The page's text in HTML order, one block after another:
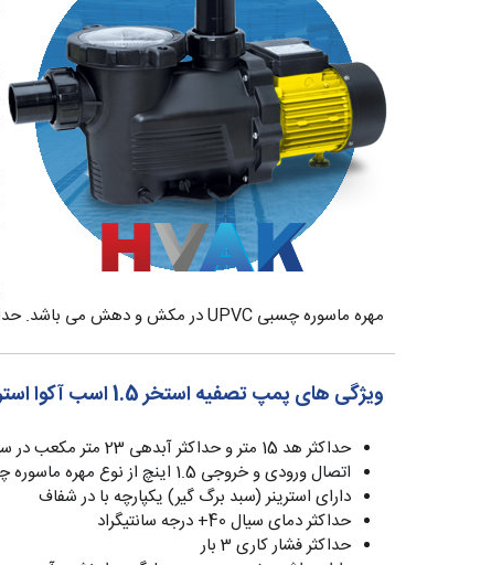
مهره ماسوره چسبی UPVC در مکش و دهش می باشد. حداکثر هد این پمپ معادل 15 متر و میزان آبدهی آن 20 متر مکعب در ساعت در ارتفاع 5 متر می باشد.
ویژگی های پمپ تصفیه استخر 1.5 اسب آکوا استرانگ AquaStrong مدل EKP1106
حداکثر هد 15 متر و حداکثر آبدهی 23 متر مکعب در ساعت
اتصال ورودی و خروجی 1.5 اینچ از نوع مهره ماسوره چسبی UPVC
دارای استرینر (سبد برگ گیر) یکپارچه با در شفاف
حداکثر دمای سیال 40+ درجه سانتیگراد
حداکثر فشار کاری 3 بار